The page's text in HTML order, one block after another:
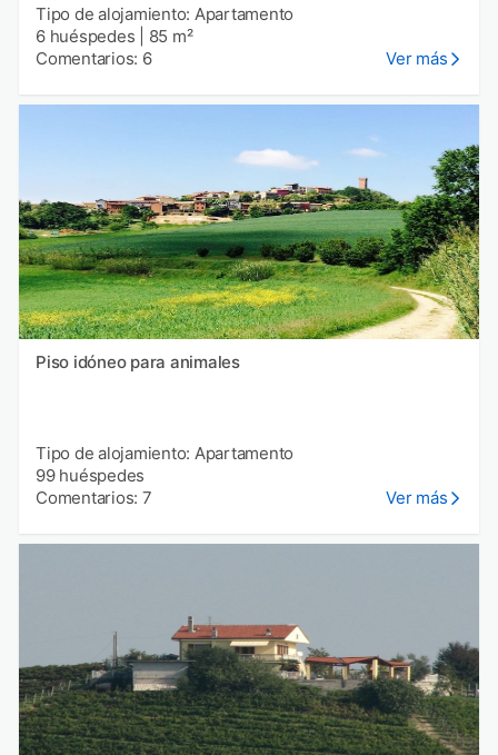
Tipo de alojamiento: Apartamento
6 huéspedes
85 m²
Comentarios: 6
Ver más
Piso idóneo para animales
Tipo de alojamiento: Apartamento
99 huéspedes
Comentarios: 7
Ver más